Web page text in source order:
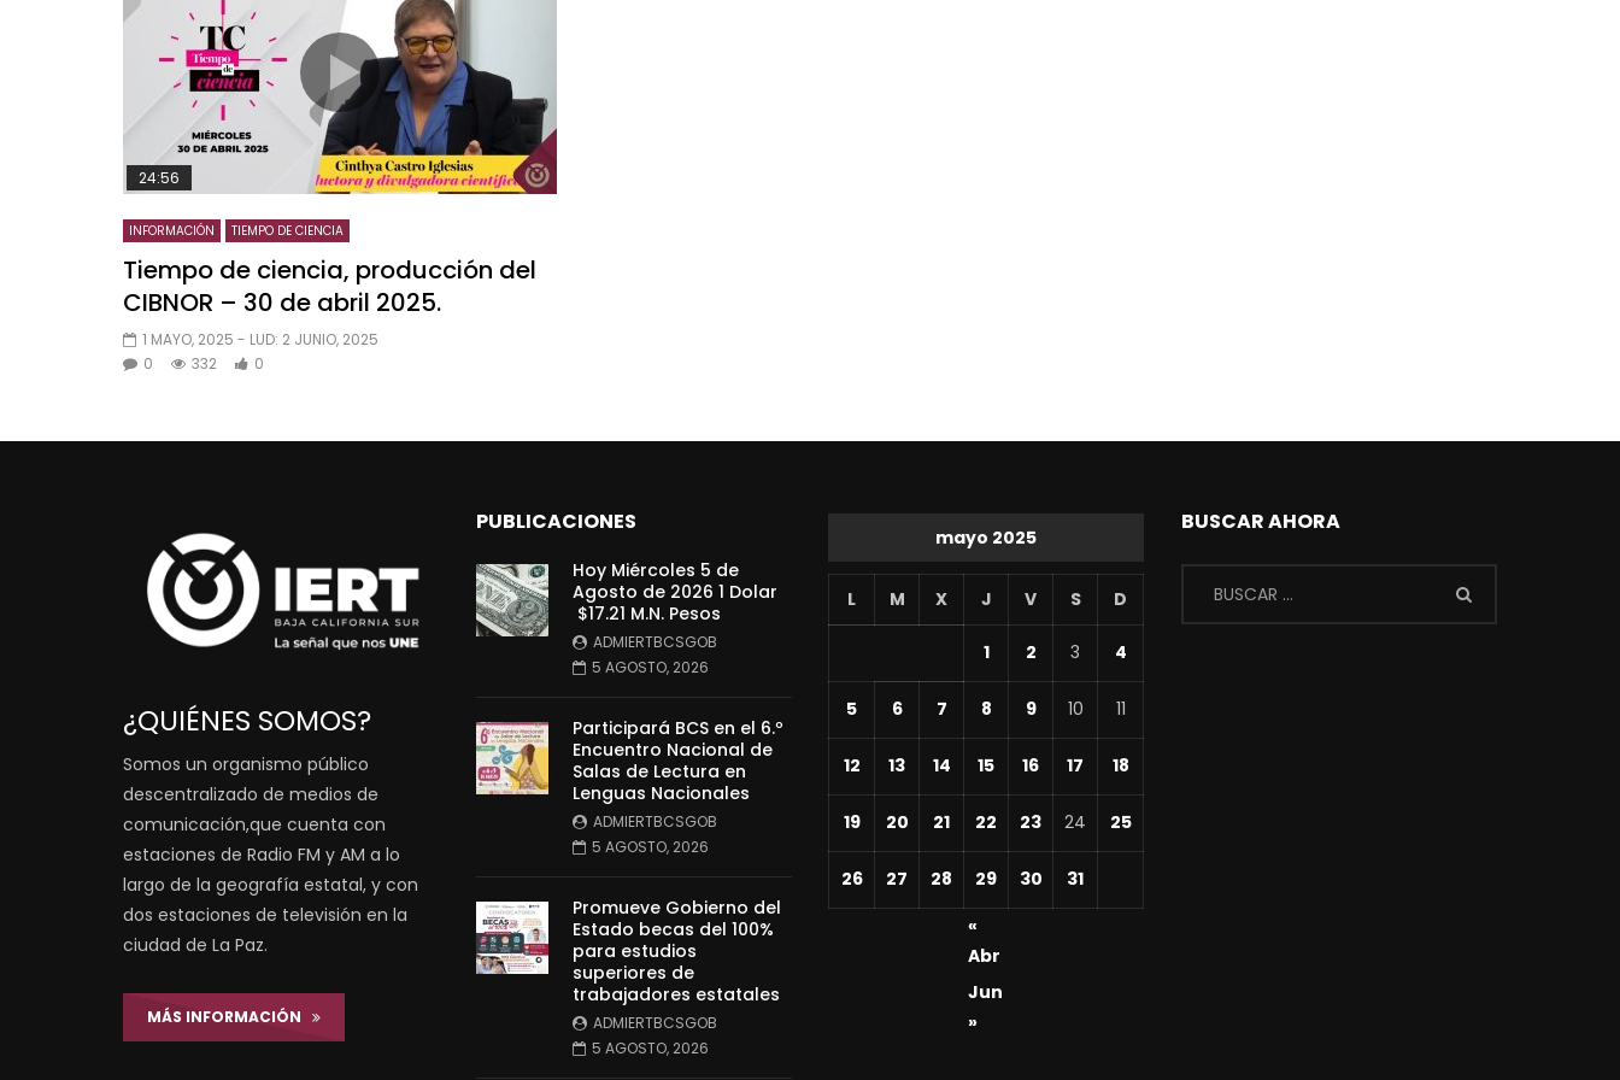
24:56
INFORMACIÓN TIEMPO DE CIENCIA
Tiempo de ciencia, producción del
CIBNOR – 30 de abril 2025.
1 MAYO, 2025 - LUD: 2 JUNIO, 2025
0
332 0
¿QUIÉNES SOMOS?
Somos un organismo público
descentralizado de medios de
comunicación,que cuenta con
estaciones de Radio FM y AM a lo
largo de la geografía estatal, y con
dos estaciones de televisión en la
ciudad de La Paz.
MÁS INFORMACIÓN
PUBLICACIONES
Hoy Miércoles 5 de
Agosto de 2026 1 Dolar
$17.21 M.N. Pesos
ADMIERTBCSGOB
5 AGOSTO, 2026
Participará BCS en el 6.º
Encuentro Nacional de
Salas de Lectura en
Lenguas Nacionales
ADMIERTBCSGOB
5 AGOSTO, 2026
Promueve Gobierno del
Estado becas del 100%
para estudios
superiores de
trabajadores estatales
ADMIERTBCSGOB
5 AGOSTO, 2026
mayo 2025
L M X J V S D
1 2 3 4
5 6 7 8 9 10 11
12 13 14 15 16 17 18
19 20 21 22 23 24 25
26 27 28 29 30
31
«
Abr
Jun
»
BUSCAR AHORA